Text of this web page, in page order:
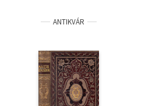
ANTIKVÁR